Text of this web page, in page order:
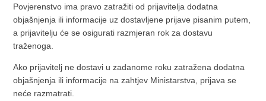
Povjerenstvo ima pravo zatražiti od prijavitelja dodatna
objašnjenja ili informacije uz dostavljene prijave pisanim putem,
a prijavitelju će se osigurati razmjeran rok za dostavu
traženoga.
Ako prijavitelj ne dostavi u zadanome roku zatražena dodatna
objašnjenja ili informacije na zahtjev Ministarstva, prijava se
neće razmatrati.